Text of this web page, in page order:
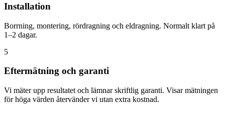
Installation
Borrning, montering, rördragning och eldragning. Normalt klart på
1–2 dagar.
5
Eftermätning och garanti
Vi mäter upp resultatet och lämnar skriftlig garanti. Visar mätningen
för höga värden återvänder vi utan extra kostnad.